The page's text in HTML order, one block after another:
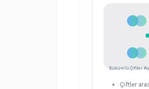
Bükümlü Çiftler
Çiftler